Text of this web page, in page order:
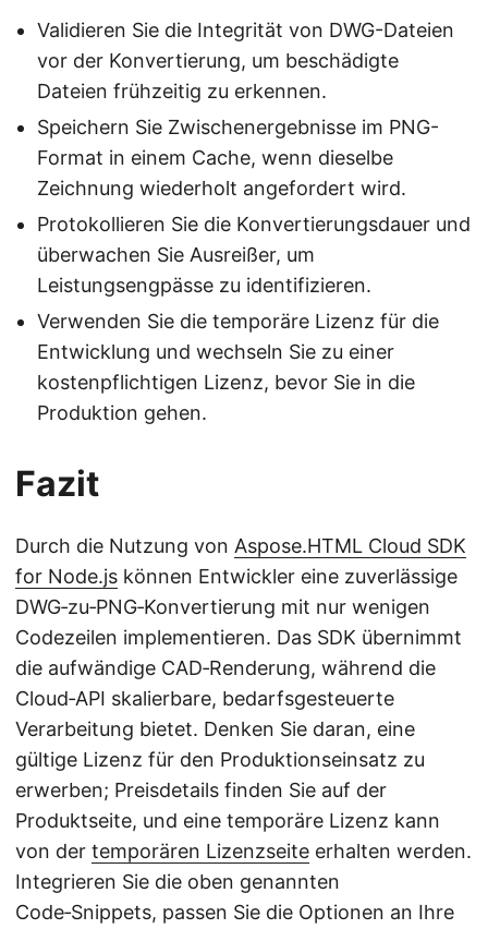
Validieren Sie die Integrität von DWG-Dateien
vor der Konvertierung, um beschädigte
Dateien frühzeitig zu erkennen.
Speichern Sie Zwischenergebnisse im PNG-
Format in einem Cache, wenn dieselbe
Zeichnung wiederholt angefordert wird.
Protokollieren Sie die Konvertierungsdauer und
überwachen Sie Ausreißer, um
Leistungsengpässe zu identifizieren.
Verwenden Sie die temporäre Lizenz für die
Entwicklung und wechseln Sie zu einer
kostenpflichtigen Lizenz, bevor Sie in die
Produktion gehen.
Fazit
Durch die Nutzung von Aspose.HTML Cloud SDK
for Node.js können Entwickler eine zuverlässige
DWG‑zu‑PNG‑Konvertierung mit nur wenigen
Codezeilen implementieren. Das SDK übernimmt
die aufwändige CAD‑Renderung, während die
Cloud‑API skalierbare, bedarfsgesteuerte
Verarbeitung bietet. Denken Sie daran, eine
gültige Lizenz für den Produktionseinsatz zu
erwerben; Preisdetails finden Sie auf der
Produktseite, und eine temporäre Lizenz kann
von der temporären Lizenzseite erhalten werden.
Integrieren Sie die oben genannten
Code‑Snippets, passen Sie die Optionen an Ihre